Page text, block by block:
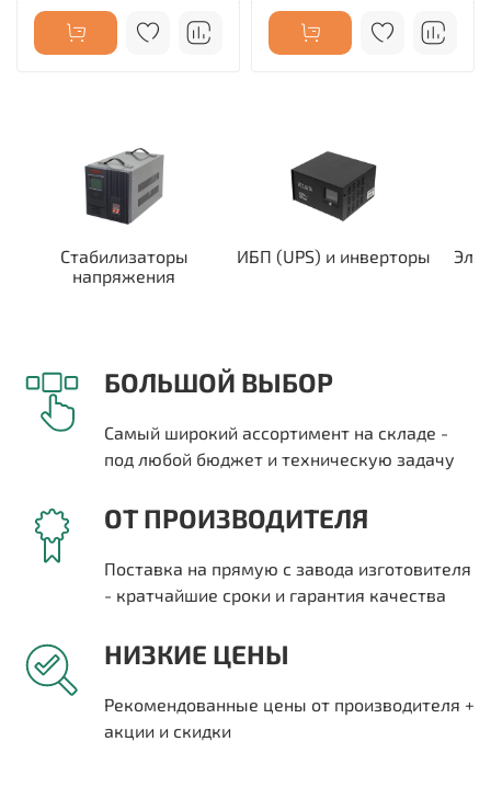
Стабилизаторы
напряжения
ИБП (UPS) и инверторы
БОЛЬШОЙ ВЫБОР
Самый широкий ассортимент на складе -
под любой бюджет и техническую задачу
ОТ ПРОИЗВОДИТЕЛЯ
Поставка на прямую с завода изготовителя
- кратчайшие сроки и гарантия качества
НИЗКИЕ ЦЕНЫ
Рекомендованные цены от производителя +
акции и скидки